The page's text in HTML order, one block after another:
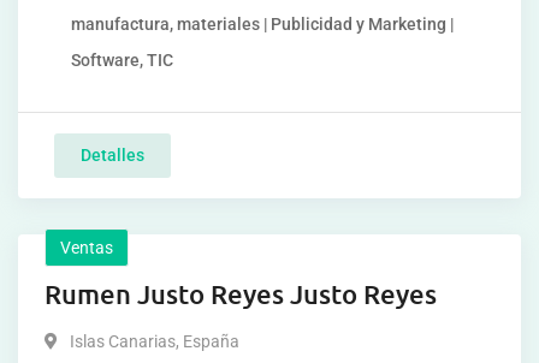
manufactura, materiales | Publicidad y Marketing |
Software, TIC
Detalles
Ventas
Rumen Justo Reyes Justo Reyes
Islas Canarias, España